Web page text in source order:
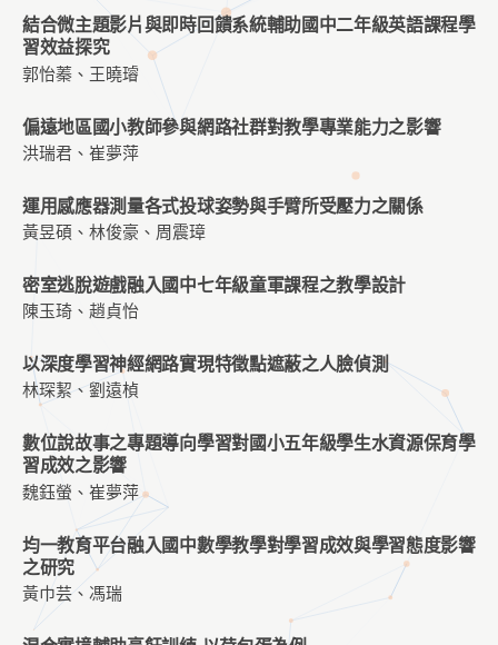
結合微主題影片與即時回饋系統輔助國中二年級英語課程學
習效益探究
郭怡蓁、王曉璿
偏遠地區國小教師參與網路社群對教學專業能力之影響
洪瑞君、崔夢萍
運用感應器測量各式投球姿勢與手臂所受壓力之關係
黃昱碩、林俊豪、周震璋
密室逃脫遊戲融入國中七年級童軍課程之教學設計
陳玉琦、趙貞怡
以深度學習神經網路實現特徵點遮蔽之人臉偵測
林琛絜、劉遠楨
數位說故事之專題導向學習對國小五年級學生水資源保育學
習成效之影響
魏鈺螢、崔夢萍
均一教育平台融入國中數學教學對學習成效與學習態度影響
之研究
黃巾芸、馮瑞